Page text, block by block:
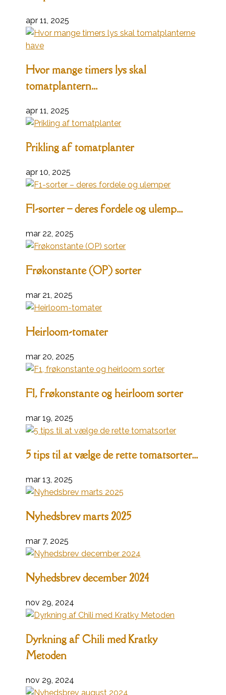
apr 11, 2025
Hvor mange timers lys skal
tomatplantern...
apr 11, 2025
Prikling af tomatplanter
apr 10, 2025
F1-sorter – deres fordele og ulemp...
mar 22, 2025
Frøkonstante (OP) sorter
mar 21, 2025
Heirloom-tomater
mar 20, 2025
F1, frøkonstante og heirloom sorter
mar 19, 2025
5 tips til at vælge de rette tomatsorter...
mar 13, 2025
Nyhedsbrev marts 2025
mar 7, 2025
Nyhedsbrev december 2024
nov 29, 2024
Dyrkning af Chili med Kratky
Metoden
nov 29, 2024